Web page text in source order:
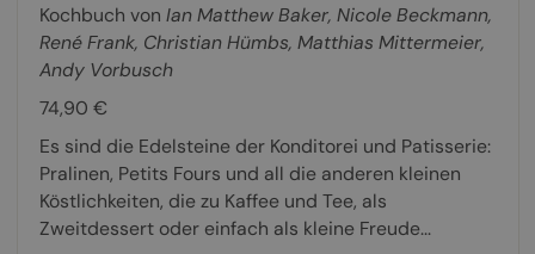
Kochbuch von Ian Matthew Baker, Nicole Beckmann,
René Frank, Christian Hümbs, Matthias Mittermeier,
Andy Vorbusch
74,90 €
Es sind die Edelsteine der Konditorei und Patisserie:
Pralinen, Petits Fours und all die anderen kleinen
Köstlichkeiten, die zu Kaffee und Tee, als
Zweitdessert oder einfach als kleine Freude...